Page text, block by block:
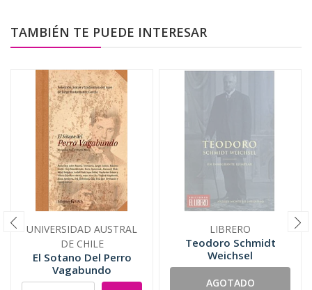
TAMBIÉN TE PUEDE INTERESAR
UNIVERSIDAD AUSTRAL
DE CHILE
El Sotano Del Perro
Vagabundo
LIBRERO
Teodoro Schmidt
Weichsel
AGOTADO